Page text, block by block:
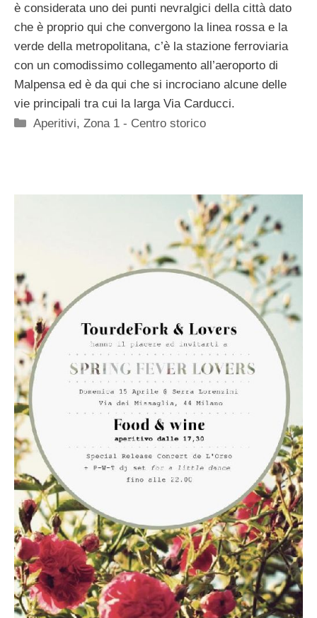
è considerata uno dei punti nevralgici della città dato
che è proprio qui che convergono la linea rossa e la
verde della metropolitana, c’è la stazione ferroviaria
con un comodissimo collegamento all’aeroporto di
Malpensa ed è da qui che si incrociano alcune delle
vie principali tra cui la larga Via Carducci.
Categorie
Aperitivi,Zona 1 - Centro storico